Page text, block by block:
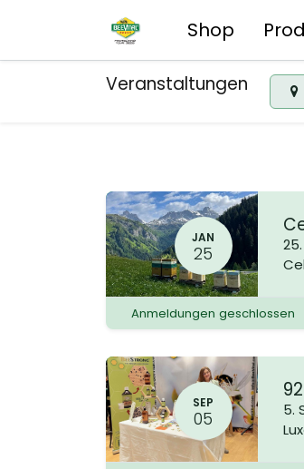
Shop
Veranstaltungen
JAN
25
Anmeldungen geschlossen
SEP
05 5.